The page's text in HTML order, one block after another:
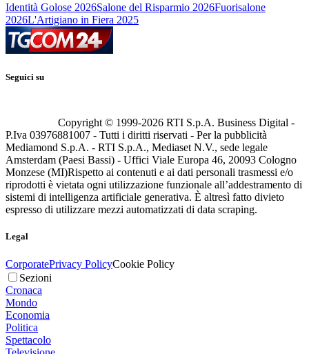
Identità Golose 2026Salone del Risparmio 2026Fuorisalone
2026L'Artigiano in Fiera 2025
Seguici su
Copyright © 1999-2026 RTI S.p.A. Business Digital -
P.Iva 03976881007 - Tutti i diritti riservati - Per la pubblicità
Mediamond S.p.A. - RTI S.p.A., Mediaset N.V., sede legale
Amsterdam (Paesi Bassi) - Uffici Viale Europa 46, 20093 Cologno
Monzese (MI)Rispetto ai contenuti e ai dati personali trasmessi e/o
riprodotti è vietata ogni utilizzazione funzionale all’addestramento di
sistemi di intelligenza artificiale generativa. È altresì fatto divieto
espresso di utilizzare mezzi automatizzati di data scraping.
Legal
CorporatePrivacy PolicyCookie Policy
Sezioni
Cronaca
Mondo
Economia
Politica
Spettacolo